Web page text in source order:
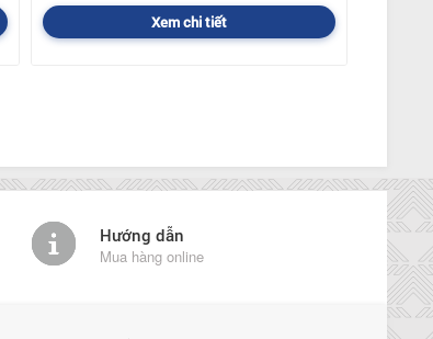
Xem chi tiết
Hướng dẫn
Mua hàng online